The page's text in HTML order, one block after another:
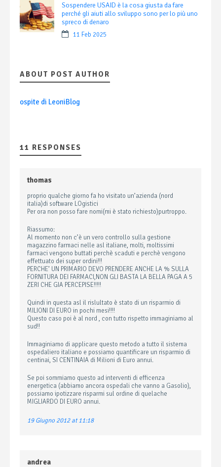
Sospendere USAID è la cosa giusta da fare
perché gli aiuti allo sviluppo sono per lo più uno
spreco di denaro
11 Feb 2025
ABOUT POST AUTHOR
ospite di LeoniBlog
11 RESPONSES
thomas
proprio qualche giorno fa ho visitato un’azienda (nord
italia)di software LOgistici
Per ora non posso fare nomi(mi è stato richiesto)purtroppo.
Riassumo:
Al momento non c’è un vero controllo sulla gestione
magazzino farmaci nelle asl italiane, molti, moltissimi
farmaci vengono buttati perchè scaduti e perchè vengono
effettuato dei super ordini!!!
PERCHE’ UN PRIMARIO DEVO PRENDERE ANCHE LA % SULLA
FORNITURA DEI FARMACI,NON GLI BASTA LA BELLA PAGA A 5
ZERI CHE GIA PERCEPISE!!!!!
Quindi in questa asl il rislultato è stato di un risparmio di
MILIONI DI EURO in pochi mesi!!!!
Questo caso poi è al nord , con tutto rispetto immaginiamo al
sud!!
Immaginiamo di applicare questo metodo a tutto il sistema
ospedaliero italiano e possiamo quantificare un risparmio di
centinai, SI CENTINAIA di Milioni di Euro annui.
Se poi sommiamo questo ad interventi di efficenza
energetica (abbiamo ancora ospedali che vanno a Gasolio),
possiamo ipotizzare risparmi sul ordine di quelache
MIGLIARDO DI EURO annui.
19 Giugno 2012 at 11:18
andrea